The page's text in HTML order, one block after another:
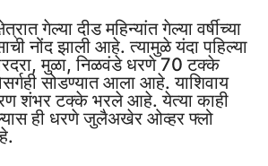
गेल्या दीड महिन्यांत गेल्या वर्षीच्या
नोंद झाली आहे. त्यामुळे यंदा पहिल्या
मुळा, निळवंडे धरणे 70 टक्के
सोडण्यात आला आहे. याशिवाय
शंभर टक्के भरले आहे. येत्या काही
ही धरणे जुलैअखेर ओव्हर फ्लो